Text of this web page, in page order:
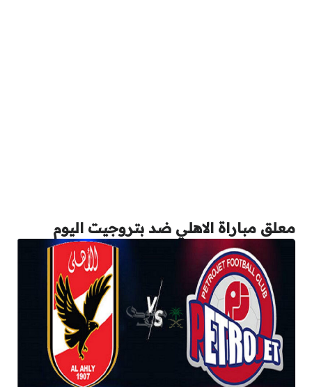
معلق مباراة الاهلي ضد بتروجيت اليوم